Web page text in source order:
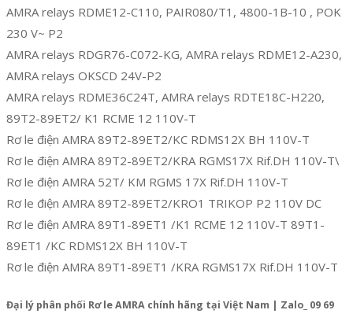
AMRA relays RDME12-C110, PAIR080/T1, 4800-1B-10 , POK
230 V~ P2
AMRA relays RDGR76-C072-KG, AMRA relays RDME12-A230,
AMRA relays OKSCD 24V-P2
AMRA relays RDME36C24T, AMRA relays RDTE18C-H220,
89T2-89ET2/ K1 RCME 12 110V-T
Rơ le điện AMRA 89T2-89ET2/KC RDMS12X BH 110V-T
Rơ le điện AMRA 89T2-89ET2/KRA RGMS17X Rif.DH 110V-T\
Rơ le điện AMRA 52T/ KM RGMS 17X Rif.DH 110V-T
Rơ le điện AMRA 89T2-89ET2/KRO1 TRIKOP P2 110V DC
Rơ le điện AMRA 89T1-89ET1 /K1 RCME 12 110V-T 89T1-
89ET1 /KC RDMS12X BH 110V-T
Rơ le điện AMRA 89T1-89ET1 /KRA RGMS17X Rif.DH 110V-T
Đại lý phân phối Rơ le AMRA chính hãng tại Việt Nam | Zalo_ 09 69